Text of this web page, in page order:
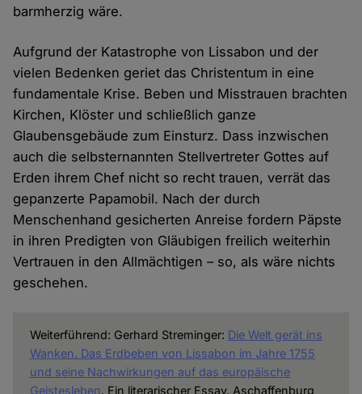
barmherzig wäre.
Aufgrund der Katastrophe von Lissabon und der
vielen Bedenken geriet das Christentum in eine
fundamentale Krise. Beben und Misstrauen brachten
Kirchen, Klöster und schließlich ganze
Glaubensgebäude zum Einsturz. Dass inzwischen
auch die selbsternannten Stellvertreter Gottes auf
Erden ihrem Chef nicht so recht trauen, verrät das
gepanzerte Papamobil. Nach der durch
Menschenhand gesicherten Anreise fordern Päpste
in ihren Predigten von Gläubigen freilich weiterhin
Vertrauen in den Allmächtigen – so, als wäre nichts
geschehen.
Weiterführend: Gerhard Streminger: Die Welt gerät ins
Wanken. Das Erdbeben von Lissabon im Jahre 1755
und seine Nachwirkungen auf das europäische
Geistesleben. Ein literarischer Essay. Aschaffenburg